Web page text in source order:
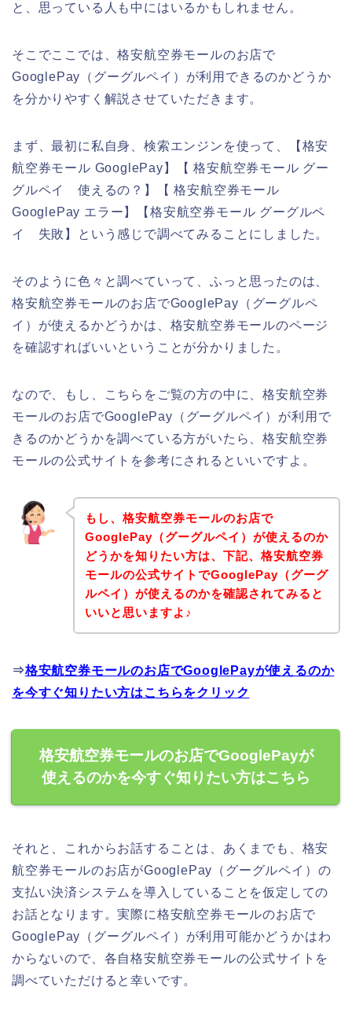
と、思っている人も中にはいるかもしれません。
そこでここでは、格安航空券モールのお店で
GooglePay（グーグルペイ）が利用できるのかどうか
を分かりやすく解説させていただきます。
まず、最初に私自身、検索エンジンを使って、【格安
航空券モール GooglePay】【 格安航空券モール グー
グルペイ 使えるの？】【 格安航空券モール
GooglePay エラー】【格安航空券モール グーグルペ
イ 失敗】という感じで調べてみることにしました。
そのように色々と調べていって、ふっと思ったのは、
格安航空券モールのお店でGooglePay（グーグルペ
イ）が使えるかどうかは、格安航空券モールのページ
を確認すればいいということが分かりました。
なので、もし、こちらをご覧の方の中に、格安航空券
モールのお店でGooglePay（グーグルペイ）が利用で
きるのかどうかを調べている方がいたら、格安航空券
モールの公式サイトを参考にされるといいですよ。
もし、格安航空券モールのお店で
GooglePay（グーグルペイ）が使えるのか
どうかを知りたい方は、下記、格安航空券
モールの公式サイトでGooglePay（グーグ
ルペイ）が使えるのかを確認されてみると
いいと思いますよ♪
⇒格安航空券モールのお店でGooglePayが使えるのか
を今すぐ知りたい方はこちらをクリック
格安航空券モールのお店でGooglePayが
使えるのかを今すぐ知りたい方はこちら
それと、これからお話することは、あくまでも、格安
航空券モールのお店がGooglePay（グーグルペイ）の
支払い決済システムを導入していることを仮定しての
お話となります。実際に格安航空券モールのお店で
GooglePay（グーグルペイ）が利用可能かどうかはわ
からないので、各自格安航空券モールの公式サイトを
調べていただけると幸いです。